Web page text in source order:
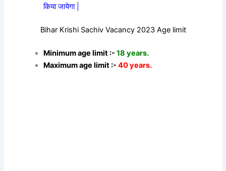
किया जायेगा |
Bihar Krishi Sachiv Vacancy 2023 Age limit
Minimum age limit :- 18 years.
Maximum age limit :-40 years.